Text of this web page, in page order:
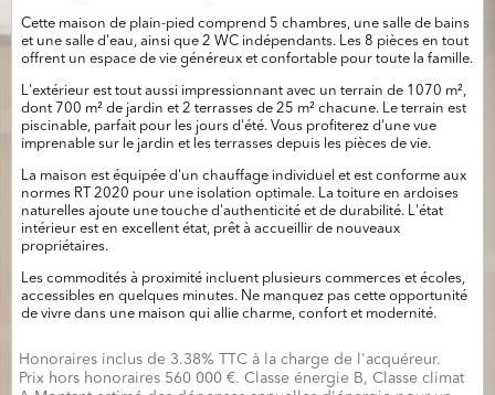
Cette maison de plain-pied comprend 5 chambres, une salle de bains
et une salle d'eau, ainsi que 2 WC indépendants. Les 8 pièces en tout
offrent un espace de vie généreux et confortable pour toute la famille.
L'extérieur est tout aussi impressionnant avec un terrain de 1070 m²,
dont 700 m² de jardin et 2 terrasses de 25 m² chacune. Le terrain est
piscinable, parfait pour les jours d'été. Vous profiterez d'une vue
imprenable sur le jardin et les terrasses depuis les pièces de vie.
La maison est équipée d'un chauffage individuel et est conforme aux
normes RT 2020 pour une isolation optimale. La toiture en ardoises
naturelles ajoute une touche d'authenticité et de durabilité. L'état
intérieur est en excellent état, prêt à accueillir de nouveaux
propriétaires.
Les commodités à proximité incluent plusieurs commerces et écoles,
accessibles en quelques minutes. Ne manquez pas cette opportunité
de vivre dans une maison qui allie charme, confort et modernité.
Honoraires inclus de 3.38% TTC à la charge de l'acquéreur.
Prix hors honoraires 560 000 €. Classe énergie B, Classe climat